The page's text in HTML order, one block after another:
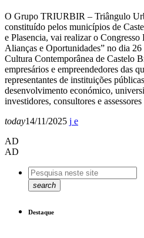
O Grupo TRIURBIR – Triângulo
constituído pelos municípios de
e Plasencia, vai realizar o
Alianças e Oportunidades” no dia
Cultura Contemporânea de Castelo
empresários e empreendedores das
representantes de instituições
desenvolvimento económico,
investidores, consultores e
today14/11/2025
AD
AD
search
Destaque